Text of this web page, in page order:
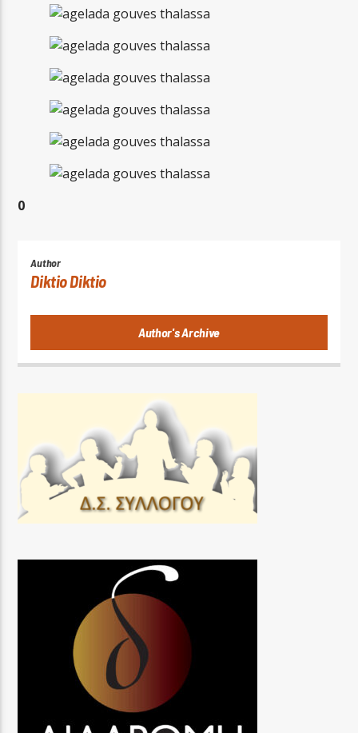
0
Author
Diktio Diktio
Author's Archive